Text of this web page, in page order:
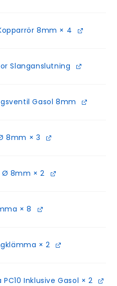
8mm × 4
Slanganslutning
Gasol 8mm
8mm × 3
Ø 8mm × 2
× 8
× 2
Inklusive Gasol × 2